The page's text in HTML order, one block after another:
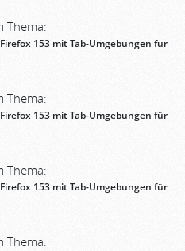
Thema:
153 mit Tab-Umgebungen für
Thema:
153 mit Tab-Umgebungen für
Thema:
153 mit Tab-Umgebungen für
Thema: